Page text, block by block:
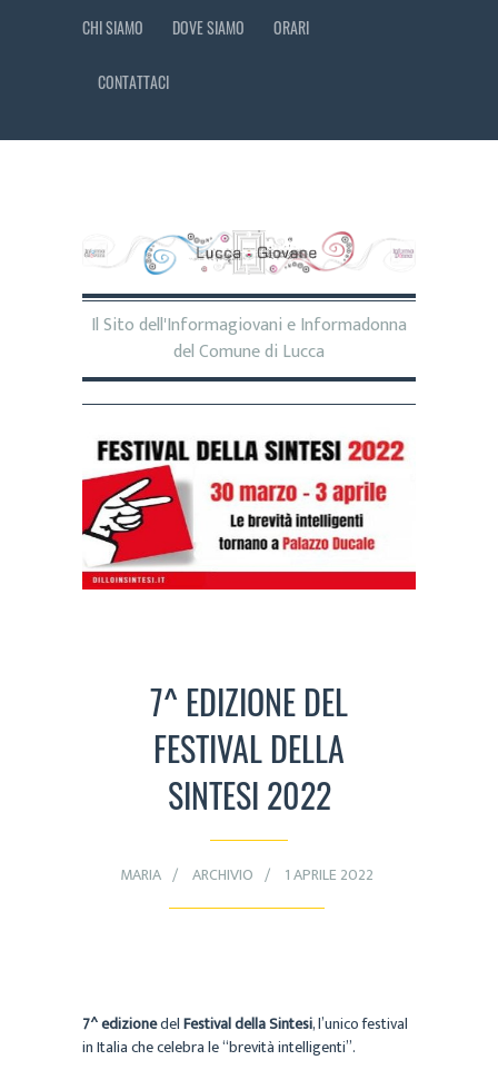
CHI SIAMO DOVE SIAMO ORARI
CONTATTACI
Il Sito dell'Informagiovani e Informadonna
del Comune di Lucca
7^ EDIZIONE DEL
FESTIVAL DELLA
SINTESI 2022
MARIA ARCHIVIO 1 APRILE 2022
7^ edizionedelFestival della Sintesi, l’unico festival
in Italia che celebra le “brevità intelligenti”.